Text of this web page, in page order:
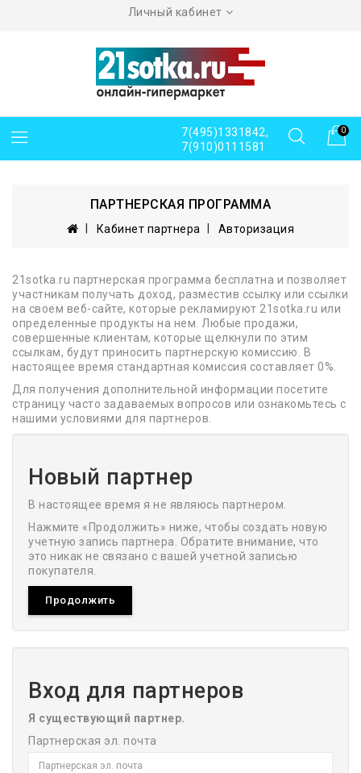
Личный кабинет
0
7(495)1331842,
7(910)0111581
ПАРТНЕРСКАЯ ПРОГРАММА
Кабинет партнера Авторизация
21sotka.ru партнерская программа бесплатна и позволяет
участникам получать доход, разместив ссылку или ссылки
на своем веб-сайте, которые рекламируют 21sotka.ru или
определенные продукты на нем. Любые продажи,
совершенные клиентам, которые щелкнули по этим
ссылкам, будут приносить партнерскую комиссию. В
настоящее время стандартная комиссия составляет 0%.
Для получения дополнительной информации посетите
страницу часто задаваемых вопросов или ознакомьтесь с
нашими условиями для партнеров.
Новый партнер
В настоящее время я не являюсь партнером.
Нажмите «Продолжить» ниже, чтобы создать новую
учетную запись партнера. Обратите внимание, что
это никак не связано с вашей учетной записью
покупателя.
Продолжить
Вход для партнеров
Я существующий партнер.
Партнерская эл. почта